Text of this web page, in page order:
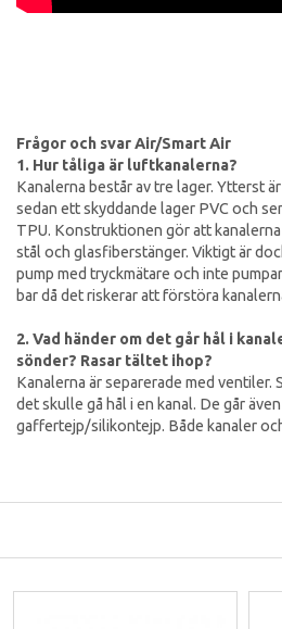
Frågor och svar Air/Smart Air
1. Hur tåliga är luftkanalerna?
Kanalerna består av tre lager. Ytterst
sedan ett skyddande lager PVC och
TPU. Konstruktionen gör att
stål och glasfiberstänger. Viktigt är
pump med tryckmätare och inte
bar då det riskerar att förstöra
2. Vad händer om det går hål i
sönder? Rasar tältet ihop?
Kanalerna är separerade med ventiler.
det skulle gå hål i en kanal. De går
gaffertejp/silikontejp. Både kanaler